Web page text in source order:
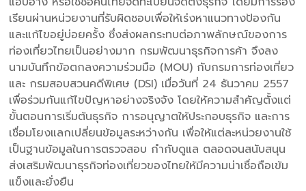
เรียนผ่านหน่วยงานที่รับผิดชอบเพื่อให้เร่งหาแนวทางป้องกัน
และแก้ไขอยู่บ่อยครั้ง ซึ่งส่งผลกระทบต่อภาพลักษณ์ของการ
ท่องเที่ยวไทยเป็นอย่างมาก กรมพัฒนาธุรกิจการค้า จึงลง
นามบันทึกข้อตกลงความร่วมมือ (MOU) กับกรมการท่องเที่ยว
และ กรมสอบสวนคดีพิเศษ (DSI) เมื่อวันที่ 24 ธันวาคม 2557
เพื่อร่วมกันแก้ไขปัญหาอย่างจริงจัง โดยให้ความสำคัญตั้งแต่
ขั้นตอนการเริ่มต้นธุรกิจ การอนุญาตให้ประกอบธุรกิจ และการ
เชื่อมโยงแลกเปลี่ยนข้อมูลระหว่างกัน เพื่อให้แต่ละหน่วยงานใช้
เป็นฐานข้อมูลในการตรวจสอบ กำกับดูแล ตลอดจนสนับสนุน
ส่งเสริมพัฒนาธุรกิจท่องเที่ยวของไทยให้มีความน่าเชื่อถือเข้ม
แข็งและยั่งยืน